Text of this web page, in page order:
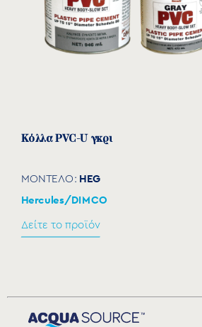
Κόλλα PVC-U γκρι
ΜΟΝΤΕΛΟ: HEG
Hercules/DIMCO
Δείτε το προϊόν